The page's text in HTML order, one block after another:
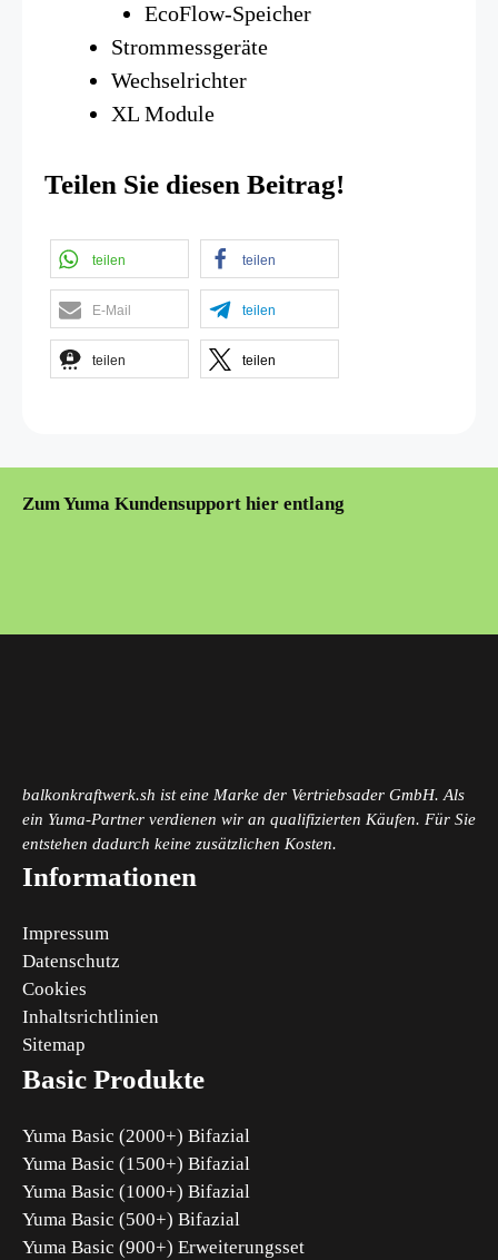
EcoFlow-Speicher
Strommessgeräte
Wechselrichter
XL Module
Teilen Sie diesen Beitrag!
teilen teilen
E-Mail teilen
teilen teilen
Zum Yuma Kundensupport hier entlang
balkonkraftwerk.sh ist eine Marke der Vertriebsader GmbH. Als
ein Yuma-Partner verdienen wir an qualifizierten Käufen. Für Sie
entstehen dadurch keine zusätzlichen Kosten.
Informationen
Impressum
Datenschutz
Cookies
Inhaltsrichtlinien
Sitemap
Basic Produkte
Yuma Basic (2000+) Bifazial
Yuma Basic (1500+) Bifazial
Yuma Basic (1000+) Bifazial
Yuma Basic (500+) Bifazial
Yuma Basic (900+) Erweiterungsset